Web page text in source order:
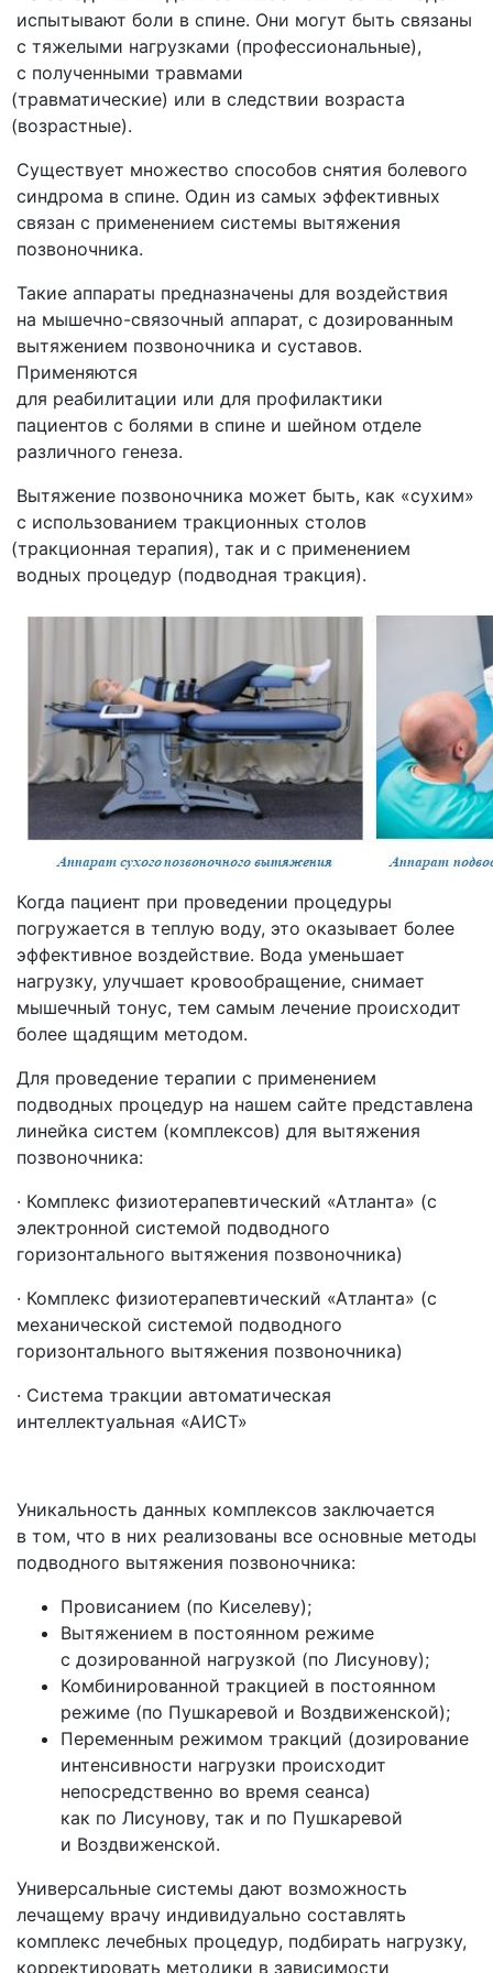
испытывают боли в спине. Они могут быть связаны
с тяжелыми нагрузками (профессиональные),
с полученными травмами
(травматические) или в следствии возраста
(возрастные).
Существует множество способов снятия болевого
синдрома в спине. Один из самых эффективных
связан с применением системы вытяжения
позвоночника.
Такие аппараты предназначены для воздействия
на мышечно-связочный аппарат, с дозированным
вытяжением позвоночника и суставов.
Применяются
для реабилитации или для профилактики
пациентов с болями в спине и шейном отделе
различного генеза.
Вытяжение позвоночника может быть, как «сухим»
с использованием тракционных столов
(тракционная терапия), так и с применением
водных процедур (подводная тракция).
Когда пациент при проведении процедуры
погружается в теплую воду, это оказывает более
эффективное воздействие. Вода уменьшает
нагрузку, улучшает кровообращение, снимает
мышечный тонус, тем самым лечение происходит
более щадящим методом.
Для проведение терапии с применением
подводных процедур на нашем сайте представлена
линейка систем (комплексов) для вытяжения
позвоночника:
· Комплекс физиотерапевтический «Атланта» (с
электронной системой подводного
горизонтального вытяжения позвоночника)
· Комплекс физиотерапевтический «Атланта» (с
механической системой подводного
горизонтального вытяжения позвоночника)
· Система тракции автоматическая
интеллектуальная «АИСТ»
Уникальность данных комплексов заключается
в том, что в них реализованы все основные методы
подводного вытяжения позвоночника:
Провисанием (по Киселеву);
Вытяжением в постоянном режиме
с дозированной нагрузкой (по Лисунову);
Комбинированной тракцией в постоянном
режиме (по Пушкаревой и Воздвиженской);
Переменным режимом тракций (дозирование
интенсивности нагрузки происходит
непосредственно во время сеанса)
как по Лисунову, так и по Пушкаревой
и Воздвиженской.
Универсальные системы дают возможность
лечащему врачу индивидуально составлять
комплекс лечебных процедур, подбирать нагрузку,
корректировать методики в зависимости